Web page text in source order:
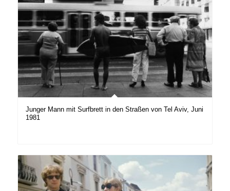
Junger Mann mit Surfbrett in den Straßen von Tel Aviv, Juni
1981